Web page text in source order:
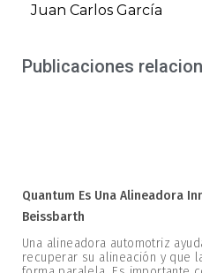
Juan Carlos García
Publicaciones
Quantum Es Una Alineadora
Beissbarth
Una alineadora automotriz
recuperar su alineación y que